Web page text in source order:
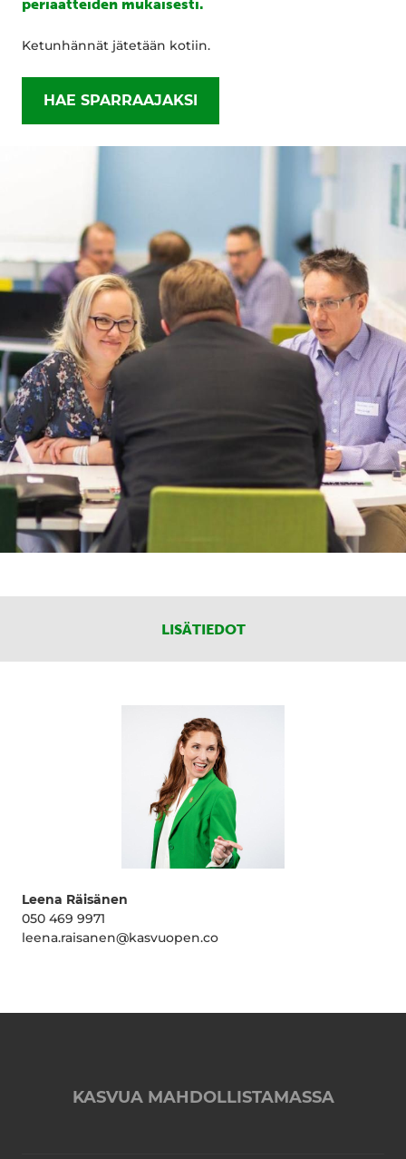
periaatteiden mukaisesti.
Ketunhännät jätetään kotiin.
HAE SPARRAAJAKSI
LISÄTIEDOT
Leena Räisänen
050 469 9971
leena.raisanen@kasvuopen.co
KASVUA MAHDOLLISTAMASSA